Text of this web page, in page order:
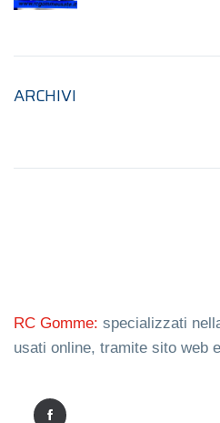
ARCHIVI
RC Gomme: specializzati
usati online, tramite sito web